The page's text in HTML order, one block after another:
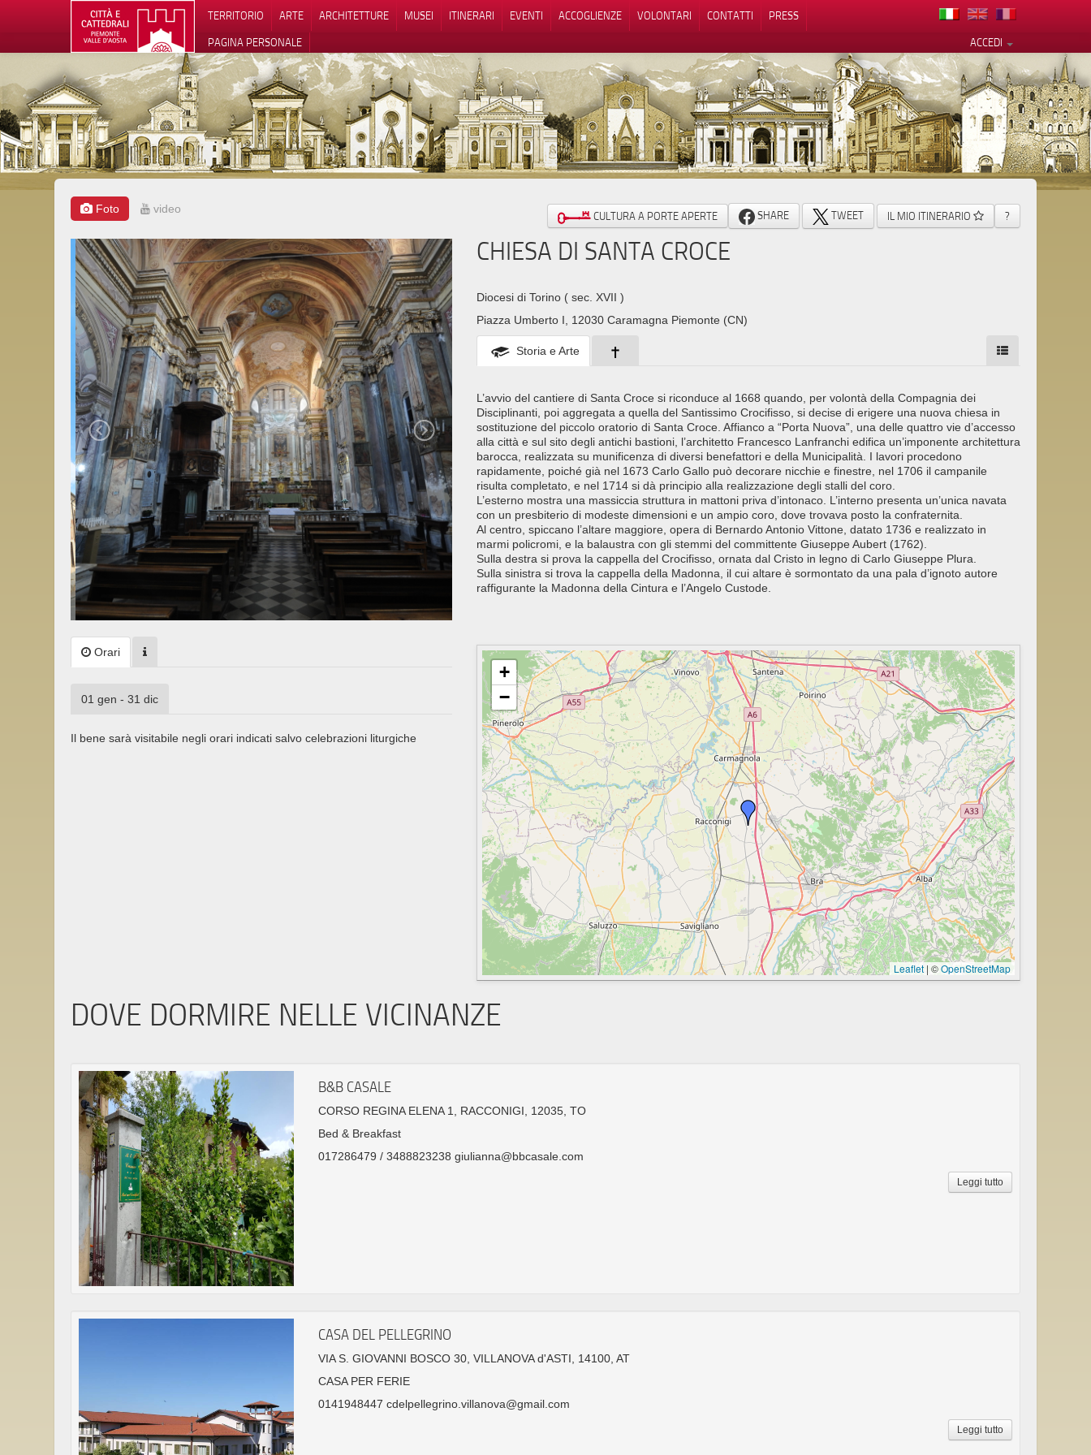
TERRITORIO ARTE ARCHITETTURE MUSEI ITINERARI EVENTI ACCOGLIENZE VOLONTARI CONTATTI
PRESS
ACCEDI
PAGINA PERSONALE
Foto video CULTURA A PORTE APERTE SHARE TWEET IL MIO ITINERARIO ?
CHIESA DI SANTA CROCE
Diocesi di Torino ( sec. XVII )
Piazza Umberto I, 12030 Caramagna Piemonte (CN)
Storia e Arte
L’avvio del cantiere di Santa Croce si riconduce al 1668 quando, per volontà della Compagnia dei
Disciplinanti, poi aggregata a quella del Santissimo Crocifisso, si decise di erigere una nuova chiesa in
sostituzione del piccolo oratorio di Santa Croce. Affianco a “Porta Nuova”, una delle quattro vie d’accesso
alla città e sul sito degli antichi bastioni, l’architetto Francesco Lanfranchi edifica un’imponente architettura
barocca, realizzata su munificenza di diversi benefattori e della Municipalità. I lavori procedono
rapidamente, poiché già nel 1673 Carlo Gallo può decorare nicchie e finestre, nel 1706 il campanile
risulta completato, e nel 1714 si dà principio alla realizzazione degli stalli del coro.
L’esterno mostra una massiccia struttura in mattoni priva d’intonaco. L’interno presenta un’unica navata
con un presbiterio di modeste dimensioni e un ampio coro, dove trovava posto la confraternita.
Al centro, spiccano l’altare maggiore, opera di Bernardo Antonio Vittone, datato 1736 e realizzato in
marmi policromi, e la balaustra con gli stemmi del committente Giuseppe Aubert (1762).
Sulla destra si prova la cappella del Crocifisso, ornata dal Cristo in legno di Carlo Giuseppe Plura.
Sulla sinistra si trova la cappella della Madonna, il cui altare è sormontato da una pala d’ignoto autore
raffigurante la Madonna della Cintura e l’Angelo Custode.
Orari
01 gen - 31 dic
Il bene sarà visitabile negli orari indicati salvo celebrazioni liturgiche
+
−
Leaflet | ©OpenStreetMap
DOVE DORMIRE NELLE VICINANZE
B&B CASALE
CORSO REGINA ELENA 1, RACCONIGI, 12035, TO
Bed & Breakfast
017286479 / 3488823238 giulianna@bbcasale.com
Leggi tutto
CASA DEL PELLEGRINO
VIA S. GIOVANNI BOSCO 30, VILLANOVA d'ASTI, 14100, AT
CASA PER FERIE
0141948447 cdelpellegrino.villanova@gmail.com
Leggi tutto
Le tue preferenze relative alla privacy